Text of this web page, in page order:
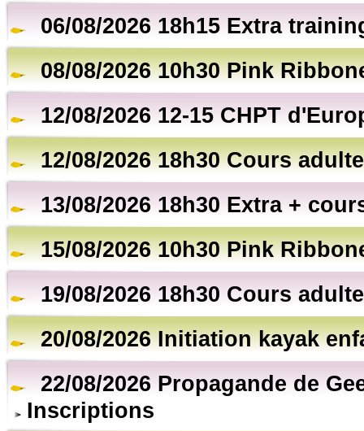
06/08/2026 18h15 Extra
08/08/2026 10h30 Pink
12/08/2026 12-15 CHPT
12/08/2026 18h30 Cours
13/08/2026 18h30 Extra +
15/08/2026 10h30 Pink
19/08/2026 18h30 Cours
20/08/2026 Initiation kayak
22/08/2026 Propagande de
Inscriptions